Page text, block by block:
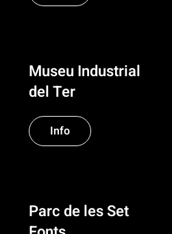
Museu Industrial
del Ter
Info
Parc de les Set